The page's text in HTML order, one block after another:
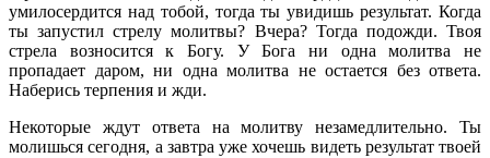
умилосердится над тобой, тогда ты увидишь результат. Когда
ты запустил стрелу молитвы? Вчера? Тогда подожди. Твоя
стрела возносится к Богу. У Бога ни одна молитва не
пропадает даром, ни одна молитва не остается без ответа.
Наберись терпения и жди.
Некоторые ждут ответа на молитву незамедлительно. Ты
молишься сегодня, а завтра уже хочешь видеть результат твоей